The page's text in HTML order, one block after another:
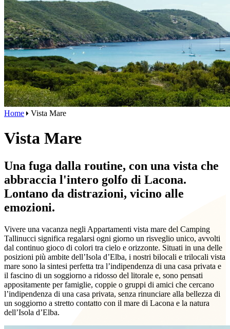
Home Vista Mare
Vista Mare
Una fuga dalla routine, con una vista che
abbraccia l'intero golfo di Lacona.
Lontano da distrazioni, vicino alle
emozioni.
Vivere una vacanza negli Appartamenti vista mare del Camping
Tallinucci significa regalarsi ogni giorno un risveglio unico, avvolti
dal continuo gioco di colori tra cielo e orizzonte. Situati in una delle
posizioni più ambite dell’Isola d’Elba, i nostri bilocali e trilocali vista
mare sono la sintesi perfetta tra l’indipendenza di una casa privata e
il fascino di un soggiorno a ridosso del litorale e, sono pensati
appositamente per famiglie, coppie o gruppi di amici che cercano
l’indipendenza di una casa privata, senza rinunciare alla bellezza di
un soggiorno a stretto contatto con il mare di Lacona e la natura
dell’Isola d’Elba.